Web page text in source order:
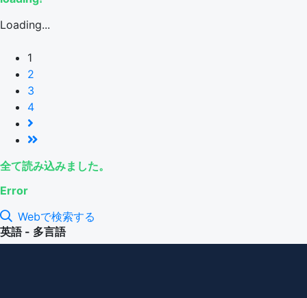
Loading...
1
2
3
4
全て読み込みました。
Error
Webで検索する
英語 - 多言語